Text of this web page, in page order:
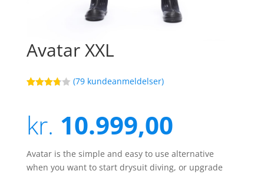
Avatar XXL
af 5
baseret
på
ømmels
er
(79 kundeanmeldelser)
kr. 10.999,00
Avatar is the simple and easy to use alternative
when you want to start drysuit diving, or upgrade